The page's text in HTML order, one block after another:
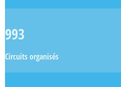
993
Circuits organisés